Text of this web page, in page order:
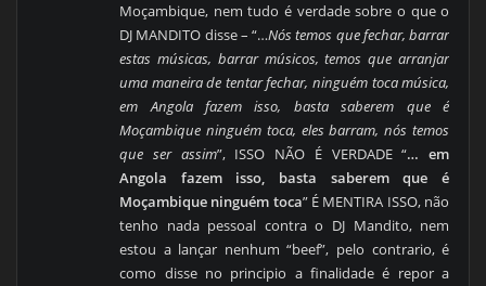
Moçambique, nem tudo é verdade sobre o que o
DJ MANDITO disse – “…Nós temos que fechar, barrar
estas músicas, barrar músicos, temos que arranjar
uma maneira de tentar fechar, ninguém toca música,
em Angola fazem isso, basta saberem que é
Moçambique ninguém toca, eles barram, nós temos
que ser assim”, ISSO NÃO É VERDADE “… em
Angola fazem isso, basta saberem que é
Moçambique ninguém toca” É MENTIRA ISSO, não
tenho nada pessoal contra o DJ Mandito, nem
estou a lançar nenhum “beef”, pelo contrario, é
como disse no principio a finalidade é repor a